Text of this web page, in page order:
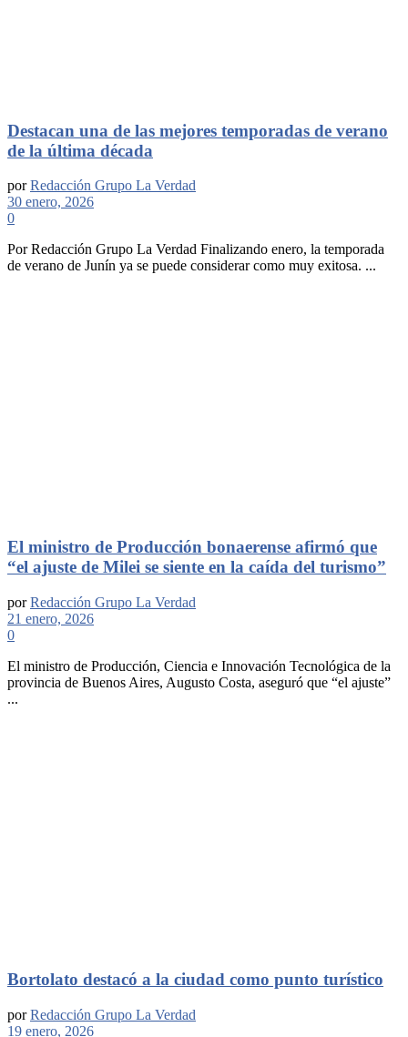
Destacan una de las mejores temporadas de verano
de la última década
por Redacción Grupo La Verdad
30 enero, 2026
0
Por Redacción Grupo La Verdad Finalizando enero, la temporada
de verano de Junín ya se puede considerar como muy exitosa. ...
El ministro de Producción bonaerense afirmó que
“el ajuste de Milei se siente en la caída del turismo”
por Redacción Grupo La Verdad
21 enero, 2026
0
El ministro de Producción, Ciencia e Innovación Tecnológica de la
provincia de Buenos Aires, Augusto Costa, aseguró que “el ajuste”
...
Bortolato destacó a la ciudad como punto turístico
por Redacción Grupo La Verdad
19 enero, 2026